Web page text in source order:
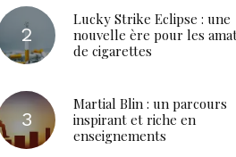
Lucky Strike Eclipse : une
nouvelle ère pour les
de cigarettes
Martial Blin : un parcours
inspirant et riche en
enseignements